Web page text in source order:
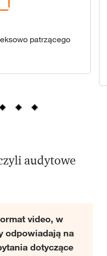
patrzącego
audytowe
video, w
odpowiadają na
dotyczące